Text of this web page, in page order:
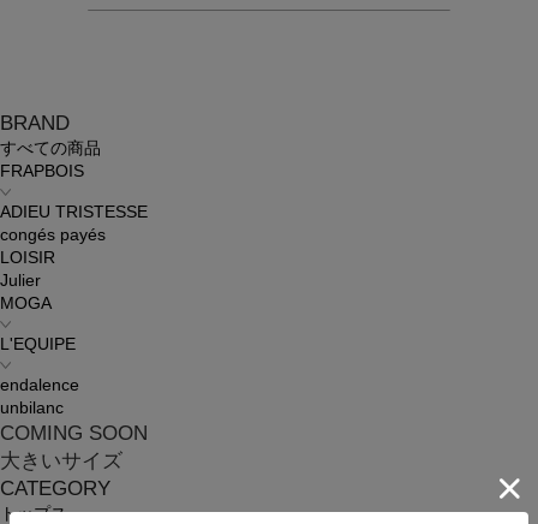
BRAND
すべての商品
FRAPBOIS
ADIEU TRISTESSE
congés payés
LOISIR
Julier
MOGA
L'EQUIPE
endalence
unbilanc
COMING SOON
大きいサイズ
CATEGORY
トップス